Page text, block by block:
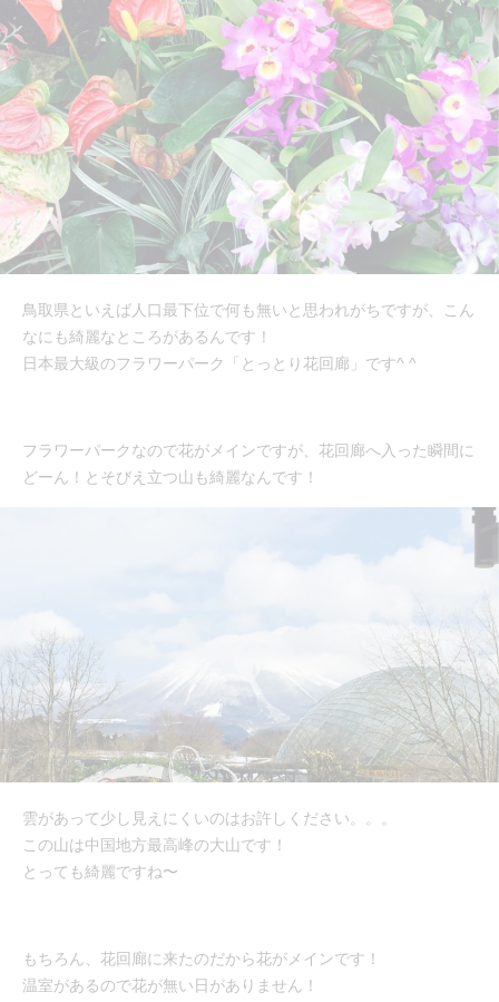
鳥取県といえば人口最下位で何も無いと思われがちですが、こん
なにも綺麗なところがあるんです！
日本最大級のフラワーパーク「とっとり花回廊」です^ ^
フラワーパークなので花がメインですが、花回廊へ入った瞬間に
どーん！とそびえ立つ山も綺麗なんです！
雲があって少し見えにくいのはお許しください。。。
この山は中国地方最高峰の大山です！
とっても綺麗ですね〜
もちろん、花回廊に来たのだから花がメインです！
温室があるので花が無い日がありません！